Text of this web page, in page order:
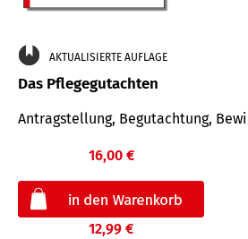
AKTUALISIERTE AUFLAGE
Das Pflegegutachten
Antragstellung, Begutachtung,
16,00 €
12,99 €